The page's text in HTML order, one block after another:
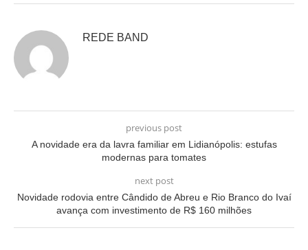
REDE BAND
previous post
A novidade era da lavra familiar em Lidianópolis: estufas
modernas para tomates
next post
Novidade rodovia entre Cândido de Abreu e Rio Branco do Ivaí
avança com investimento de R$ 160 milhões